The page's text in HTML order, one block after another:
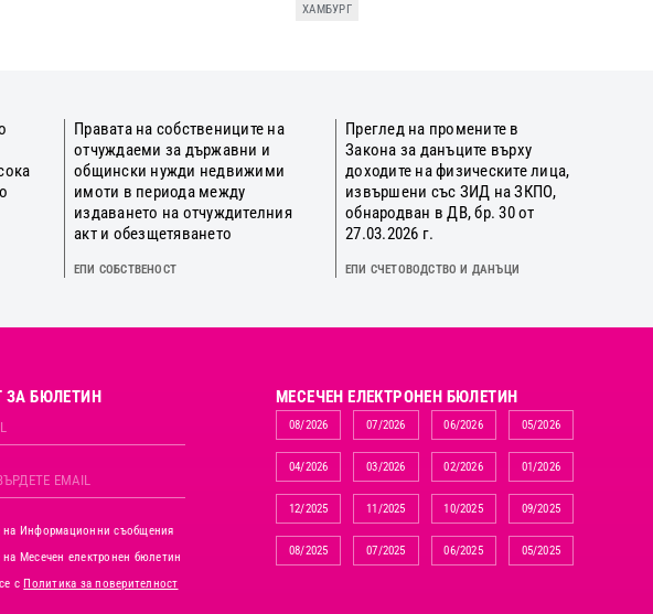
ХАМБУРГ
Правата на собствениците на
отчуждаеми за държавни и
общински нужди недвижими
имоти в периода между
издаването на отчуждителния
акт и обезщетяването
ЕПИ СОБСТВЕНОСТ
Преглед на промените в
Закона за данъците върху
доходите на физическите лица,
извършени със ЗИД на ЗКПО,
обнародван в ДВ, бр. 30 от
27.03.2026 г.
ЕПИ СЧЕТОВОДСТВО И ДАНЪЦИ
ЗА БЮЛЕТИН
на Информационни съобщения
Месечен електронен бюлетин
сПолитика за поверителност
MЕСЕЧЕН ЕЛЕКТРОНЕН БЮЛЕТИН
08/2026 07/2026 06/2026 05/2026
04/2026 03/2026 02/2026 01/2026
12/2025 11/2025 10/2025 09/2025
08/2025 07/2025 06/2025 05/2025